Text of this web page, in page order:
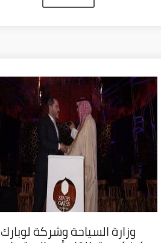
وزارة السياحة وشركة لوبارك